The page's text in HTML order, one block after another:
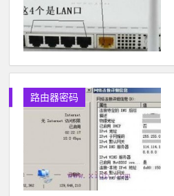
路由器密码